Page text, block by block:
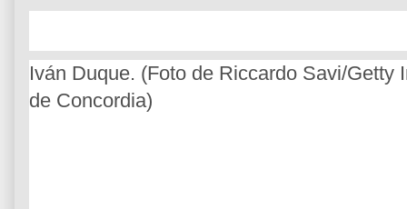
Iván Duque. (Foto de Riccardo Savi/Getty
de Concordia)